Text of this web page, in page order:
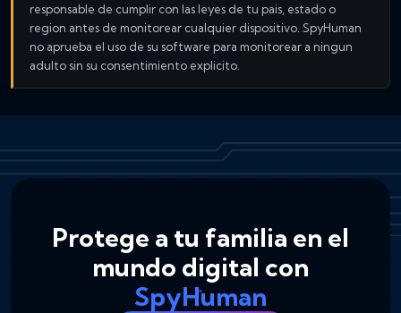
responsable de cumplir con las leyes de tu pais, estado o
region antes de monitorear cualquier dispositivo. SpyHuman
no aprueba el uso de su software para monitorear a ningun
adulto sin su consentimiento explicito.
Protege a tu familia en el
mundo digital con
SpyHuman